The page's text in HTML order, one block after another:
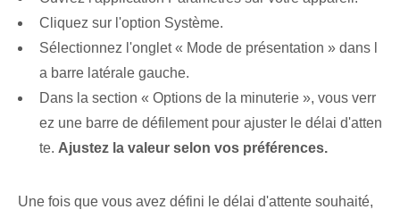
Cliquez sur l'option Système.
Sélectionnez l'onglet « Mode de présentation » dans l
a barre latérale gauche.
Dans la section « Options de la minuterie », vous verr
ez une barre de défilement pour ajuster le délai d'atten
te. Ajustez la valeur selon vos préférences.
Une fois que vous avez défini le délai d'attente souhaité,